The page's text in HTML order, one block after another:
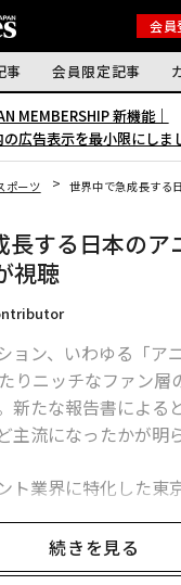
会員
事 会員限定記事
MEMBERSHIP 新機能｜
広告表示を最小限にしま
ポーツ
世界中で急成長す
長する日本の
視聴
ョン、いわゆる「ア
りニッチなファン層
新たな報告書による
主流になったかが明
ト業界に特化した東
5000人以上の回答者
と、米国ではアニメ
続きを見る